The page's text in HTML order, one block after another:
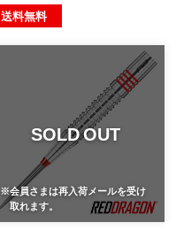
送料無料
SOLD OUT
※会員さまは再入荷メールを受け
取れます。